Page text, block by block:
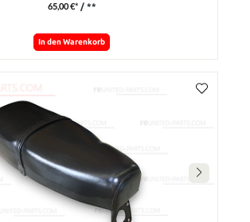
65,00 €* / **
In den Warenkorb